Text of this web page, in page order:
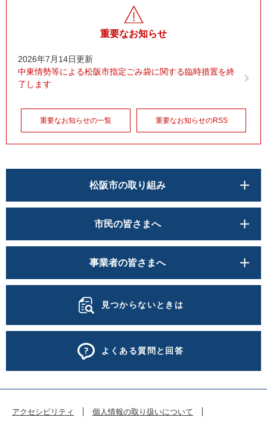
重要なお知らせ
2026年7月14日更新
中東情勢等による松阪市指定ごみ袋に関する臨時措置を終
了します
重要なお知らせの一覧 重要なお知らせのRSS
松阪市の取り組み
市民の皆さまへ
事業者の皆さまへ
見つからないときは
よくある質問と回答
アクセシビリティ 個人情報の取り扱いについて